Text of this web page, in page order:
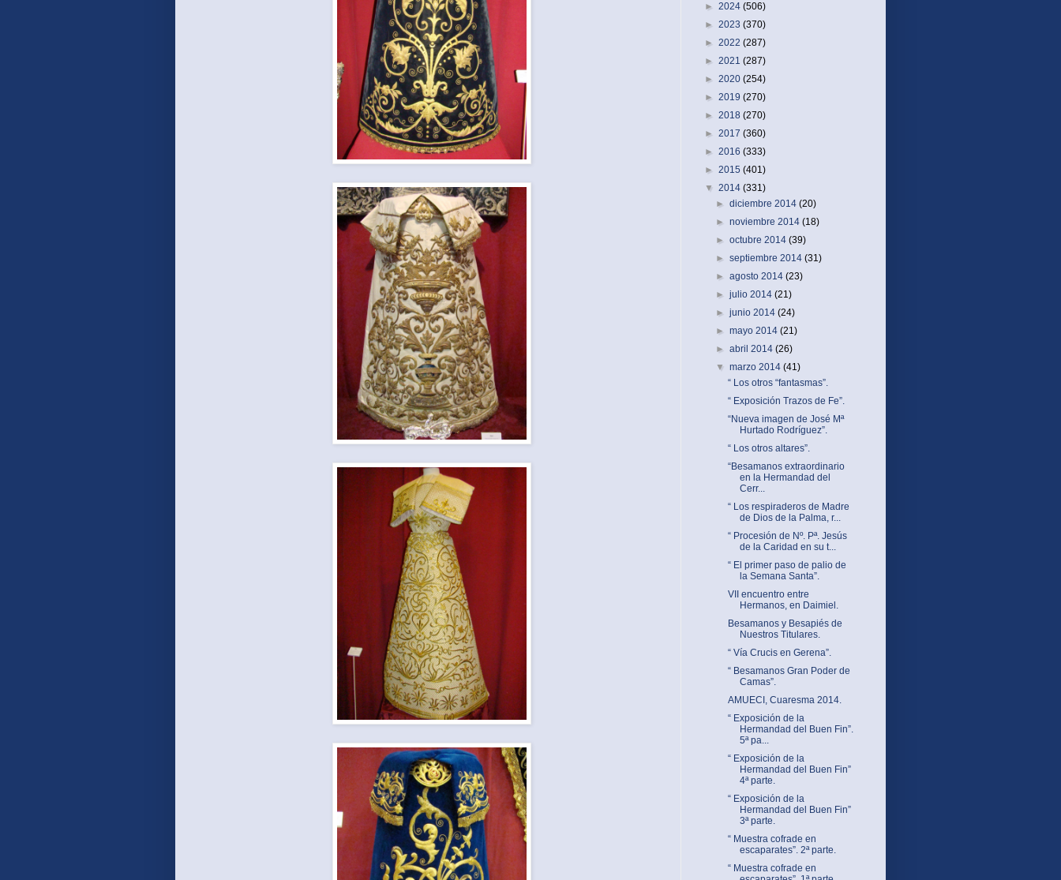
► 2024 (506)
► 2023 (370)
► 2022 (287)
► 2021 (287)
► 2020 (254)
► 2019 (270)
► 2018 (270)
► 2017 (360)
► 2016 (333)
► 2015 (401)
▼ 2014 (331)
►diciembre 2014(20)
►noviembre 2014(18)
►octubre 2014(39)
►septiembre 2014(31)
►agosto 2014(23)
►julio 2014(21)
►junio 2014(24)
►mayo 2014(21)
►abril 2014(26)
▼marzo 2014(41)
“ Los otros “fantasmas”.
“ Exposición Trazos de Fe”.
“Nueva imagen de José Mª
Hurtado Rodríguez”.
“ Los otros altares”.
“Besamanos extraordinario
en la Hermandad del
Cerr...
“ Los respiraderos de Madre
de Dios de la Palma, r...
“ Procesión de Nº. Pª. Jesús
de la Caridad en su t...
“ El primer paso de palio de
la Semana Santa”.
VII encuentro entre
Hermanos, en Daimiel.
Besamanos y Besapiés de
Nuestros Titulares.
“ Vía Crucis en Gerena”.
“ Besamanos Gran Poder de
Camas”.
AMUECI, Cuaresma 2014.
“ Exposición de la
Hermandad del Buen Fin”.
5ª pa...
“ Exposición de la
Hermandad del Buen Fin”
4ª parte.
“ Exposición de la
Hermandad del Buen Fin”
3ª parte.
“ Muestra cofrade en
escaparates”. 2ª parte.
“ Muestra cofrade en